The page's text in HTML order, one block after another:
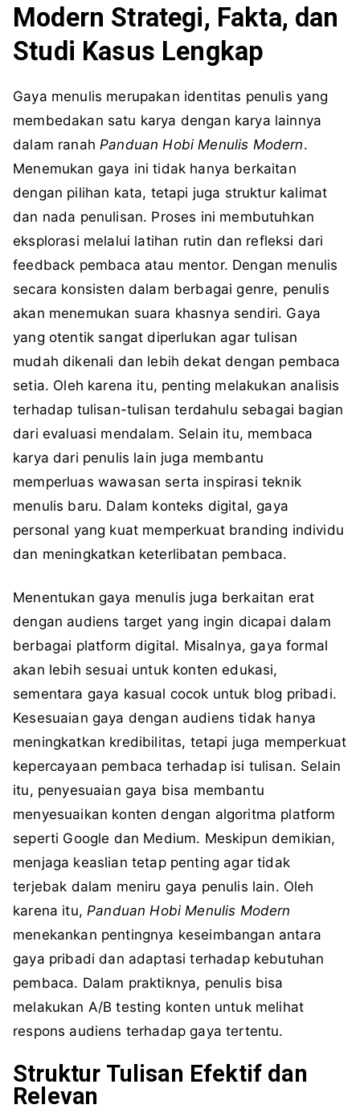
Modern Strategi, Fakta, dan
Studi Kasus Lengkap
Gaya menulis merupakan identitas penulis yang
membedakan satu karya dengan karya lainnya
dalam ranah Panduan Hobi Menulis Modern.
Menemukan gaya ini tidak hanya berkaitan
dengan pilihan kata, tetapi juga struktur kalimat
dan nada penulisan. Proses ini membutuhkan
eksplorasi melalui latihan rutin dan refleksi dari
feedback pembaca atau mentor. Dengan menulis
secara konsisten dalam berbagai genre, penulis
akan menemukan suara khasnya sendiri. Gaya
yang otentik sangat diperlukan agar tulisan
mudah dikenali dan lebih dekat dengan pembaca
setia. Oleh karena itu, penting melakukan analisis
terhadap tulisan-tulisan terdahulu sebagai bagian
dari evaluasi mendalam. Selain itu, membaca
karya dari penulis lain juga membantu
memperluas wawasan serta inspirasi teknik
menulis baru. Dalam konteks digital, gaya
personal yang kuat memperkuat branding individu
dan meningkatkan keterlibatan pembaca.
Menentukan gaya menulis juga berkaitan erat
dengan audiens target yang ingin dicapai dalam
berbagai platform digital. Misalnya, gaya formal
akan lebih sesuai untuk konten edukasi,
sementara gaya kasual cocok untuk blog pribadi.
Kesesuaian gaya dengan audiens tidak hanya
meningkatkan kredibilitas, tetapi juga memperkuat
kepercayaan pembaca terhadap isi tulisan. Selain
itu, penyesuaian gaya bisa membantu
menyesuaikan konten dengan algoritma platform
seperti Google dan Medium. Meskipun demikian,
menjaga keaslian tetap penting agar tidak
terjebak dalam meniru gaya penulis lain. Oleh
karena itu, Panduan Hobi Menulis Modern
menekankan pentingnya keseimbangan antara
gaya pribadi dan adaptasi terhadap kebutuhan
pembaca. Dalam praktiknya, penulis bisa
melakukan A/B testing konten untuk melihat
respons audiens terhadap gaya tertentu.
Struktur Tulisan Efektif dan
Relevan